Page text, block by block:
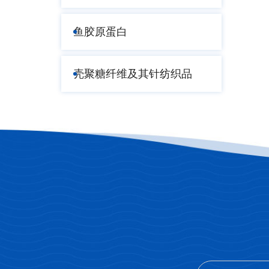
鱼胶原蛋白
壳聚糖纤维及其针纺织品